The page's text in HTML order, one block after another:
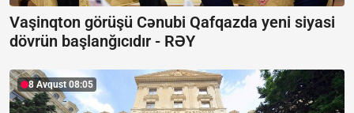
Vaşinqton görüşü Cənubi Qafqazda yeni siyasi
dövrün başlanğıcıdır - RƏY
8 Avqust 08:05